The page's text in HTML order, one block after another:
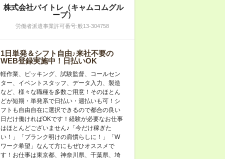
株式会社バイトレ（キャムコムグル
ープ）
労働者派遣事業許可番号:般13-304758
1日単発＆シフト自由♪来社不要の
WEB登録実施中！日払いOK
軽作業、ピッキング、試験監督、コールセン
ター、イベントスタッフ、データ入力、製造
など、様々な職種を多数ご用意！そのほとん
どが短期・単発系で日払い・週払いも可！シ
フトも自由自在に選択できるので都合の良い
日だけ働ければOKです！経験が必要なお仕事
はほとんどございません♪「今だけ稼ぎた
い！」「ブランク明けの肩慣らしに！」「W
ワーク希望」なんて方にもぜひオススメで
す！お仕事は東京都、神奈川県、千葉県、埼